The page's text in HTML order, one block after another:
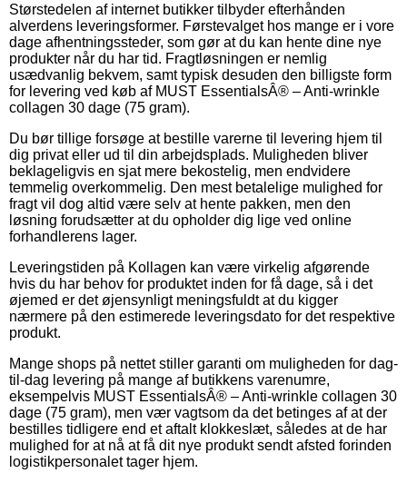
Størstedelen af internet butikker tilbyder efterhånden
alverdens leveringsformer. Førstevalget hos mange er i vore
dage afhentningssteder, som gør at du kan hente dine nye
produkter når du har tid. Fragtløsningen er nemlig
usædvanlig bekvem, samt typisk desuden den billigste form
for levering ved køb af MUST EssentialsÂ® – Anti-wrinkle
collagen 30 dage (75 gram).
Du bør tillige forsøge at bestille varerne til levering hjem til
dig privat eller ud til din arbejdsplads. Muligheden bliver
beklageligvis en sjat mere bekostelig, men endvidere
temmelig overkommelig. Den mest betalelige mulighed for
fragt vil dog altid være selv at hente pakken, men den
løsning forudsætter at du opholder dig lige ved online
forhandlerens lager.
Leveringstiden på Kollagen kan være virkelig afgørende
hvis du har behov for produktet inden for få dage, så i det
øjemed er det øjensynligt meningsfuldt at du kigger
nærmere på den estimerede leveringsdato for det respektive
produkt.
Mange shops på nettet stiller garanti om muligheden for dag-
til-dag levering på mange af butikkens varenumre,
eksempelvis MUST EssentialsÂ® – Anti-wrinkle collagen 30
dage (75 gram), men vær vagtsom da det betinges af at der
bestilles tidligere end et aftalt klokkeslæt, således at de har
mulighed for at nå at få dit nye produkt sendt afsted forinden
logistikpersonalet tager hjem.